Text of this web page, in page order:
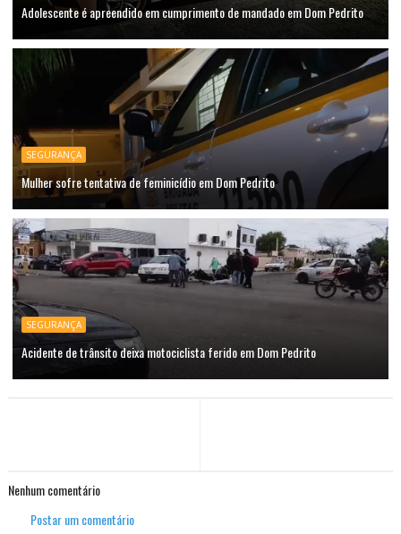
Adolescente é apreendido em cumprimento de mandado em Dom Pedrito
SEGURANÇA
Mulher sofre tentativa de feminicídio em Dom Pedrito
SEGURANÇA
Acidente de trânsito deixa motociclista ferido em Dom Pedrito
Nenhum comentário
Postar um comentário